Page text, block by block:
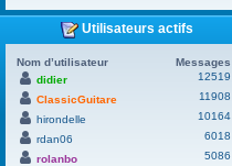
Utilisateurs actifs
Nom d’utilisateur
Messages
didier
12519
ClassicGuitare
11908
hirondelle
10164
rdan06
6018
rolanbo
5086